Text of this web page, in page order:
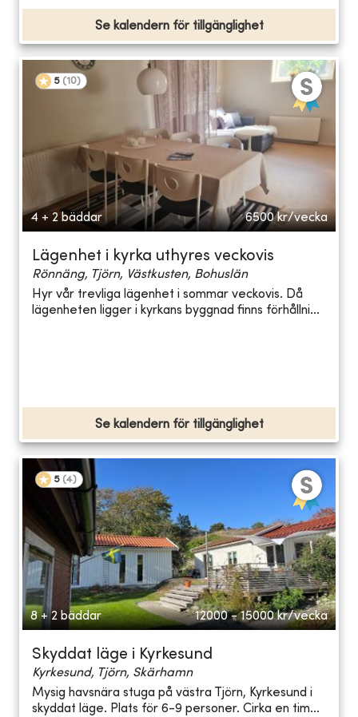
Se kalendern för tillgänglighet
5 (10)
4 + 2 bäddar 6500 kr/vecka
Lägenhet i kyrka uthyres veckovis
Rönnäng, Tjörn, Västkusten, Bohuslän
Hyr vår trevliga lägenhet i sommar veckovis. Då
lägenheten ligger i kyrkans byggnad finns förhållni...
Se kalendern för tillgänglighet
5 (4)
8 + 2 bäddar 12000 - 15000 kr/vecka
Skyddat läge i Kyrkesund
Kyrkesund, Tjörn, Skärhamn
Mysig havsnära stuga på västra Tjörn, Kyrkesund i
skyddat läge. Plats för 6-9 personer. Cirka en tim...